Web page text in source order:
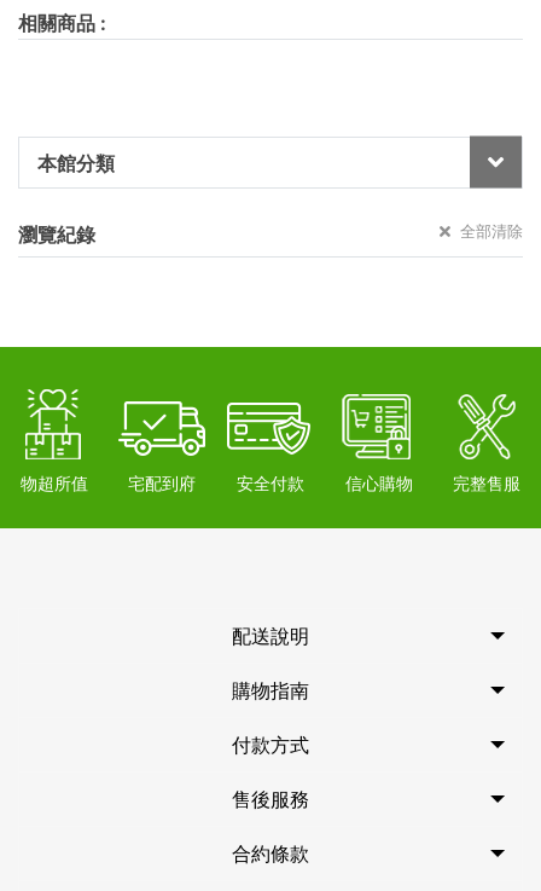
本館分類
瀏覽紀錄 全部清除
相關商品 :
物超所值 宅配到府 安全付款 信心購物 完整售服
配送說明
購物指南
付款方式
售後服務
合約條款